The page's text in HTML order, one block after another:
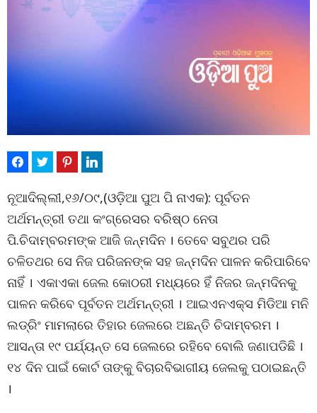
ନୂଆଦିଲ୍ଲୀ,୧୬/୦୯,(ଓଡ଼ିଆ ପୁଅ ପି ନାଏକ): ପୂର୍ବତନ
ଅର୍ଥମନ୍ତ୍ରୀ ତଥା କଂଗ୍ରେସର ବରିଷ୍ଠ ନେତା
ପି.ଚିଦାମ୍ବରମଙ୍କ ଆଜି ଜନ୍ମଦିନ । ତେବେ ସବୁଥର ପରି
ଚଳିତଥର ସେ ନିଜ ପରିଜନଙ୍କ ସହ ଜନ୍ମଦିନ ପାଳନ କରିପାରିବେ
ନାହିଁ । ଏକାଏକା ଜେଲ କୋଠରୀ ମଧ୍ୟରେ ହିଁ ନିଜର ଜନ୍ମଦିନକୁ
ପାଳନ କରିବେ ପୂର୍ବତନ ଅର୍ଥମନ୍ତ୍ରୀ । ଆଇଏନଏକ୍ସ ମିଡିଆ ମନି
ଲଡ୍ରିଂ ମାମଲାରେ ତିହାର ଜେଲରେ ଅଛନ୍ତି ଚିଦାମ୍ବରମ ।
ଆସନ୍ତା ୧୯ ପର୍ଯ୍ୟନ୍ତ ସେ ଜେଲରେ ରହିବେ ବୋଲି ଜଣାପଡିଛି ।
୧୪ ଦିନ ପାଇଁ କୋର୍ଟ ତାଙ୍କୁ ବିଚାରବିଭାଗୀୟ ଜେଲକୁ ପଠାଇଛନ୍ତି
।